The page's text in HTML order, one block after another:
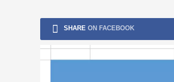
Tutorials
risicobeheer
SHARE ON FACEBOOK